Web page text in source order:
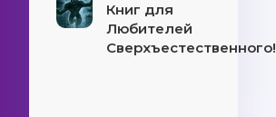
Книг для
Любителей
Сверхъестественного!